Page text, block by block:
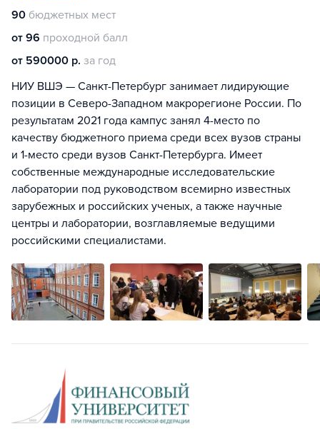
90 бюджетных мест
от 96 проходной балл
от 590000 р. за год
НИУ ВШЭ — Санкт-Петербург занимает лидирующие
позиции в Северо-Западном макрорегионе России. По
результатам 2021 года кампус занял 4-место по
качеству бюджетного приема среди всех вузов страны
и 1-место среди вузов Санкт-Петербурга. Имеет
собственные международные исследовательские
лаборатории под руководством всемирно известных
зарубежных и российских ученых, а также научные
центры и лаборатории, возглавляемые ведущими
российскими специалистами.